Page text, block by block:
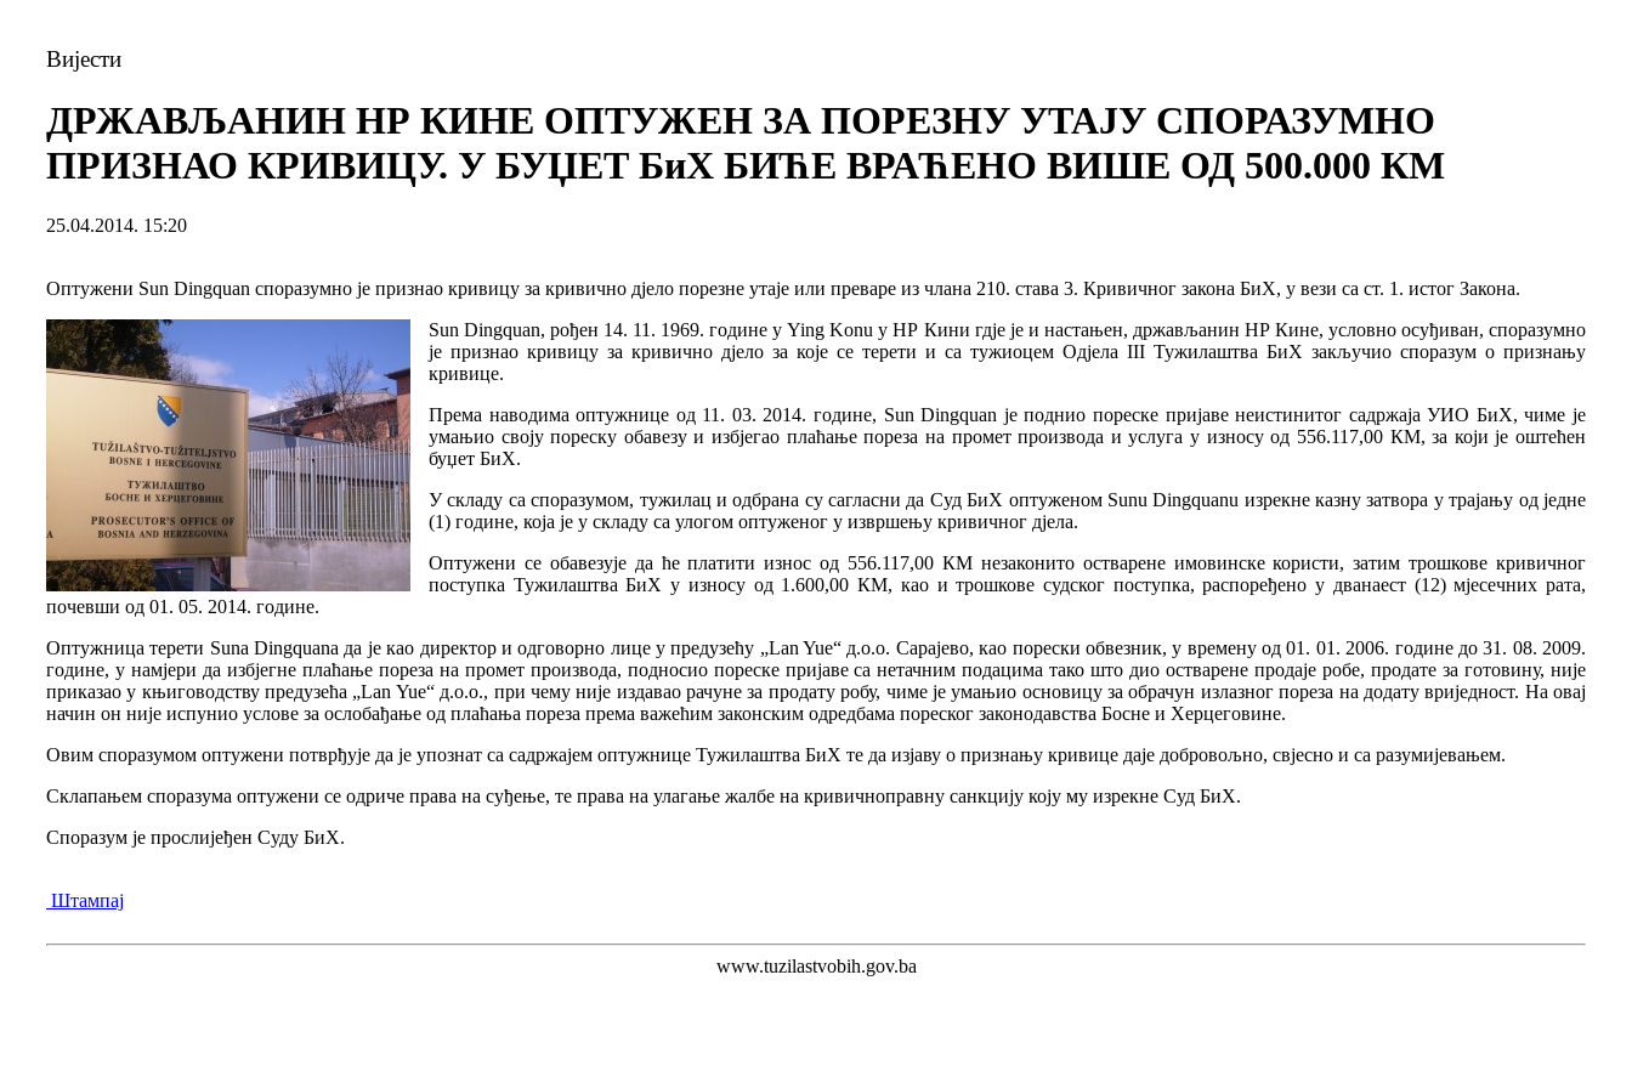
Вијести
ДРЖАВЉАНИН НР КИНЕ ОПТУЖЕН ЗА ПОРЕЗНУ УТАЈУ СПОРАЗУМНО
ПРИЗНАО КРИВИЦУ. У БУЏЕТ БиХ БИЋЕ ВРАЋЕНО ВИШЕ ОД 500.000 КМ
25.04.2014. 15:20
Оптужени Sun Dingquan споразумно је признао кривицу за кривично дјело порезне утаје или преваре из члана 210. става 3. Кривичног закона БиХ, у вези са ст. 1. истог Закона.
Sun Dingquan, рођен 14. 11. 1969. године у Ying Konu у НР Кини гдје је и настањен, држављанин НР Кине, условно осуђиван, споразумно
је признао кривицу за кривично дјело за које се терети и са тужиоцем Одјела III Тужилаштва БиХ закључио споразум о признању
кривице.
Према наводима оптужнице од 11. 03. 2014. године, Sun Dingquan је поднио пореске пријаве неистинитог садржаја УИО БиХ, чиме је
умањио своју пореску обавезу и избјегао плаћање пореза на промет производа и услуга у износу од 556.117,00 КМ, за који је оштећен
буџет БиХ.
У складу са споразумом, тужилац и одбрана су сагласни да Суд БиХ оптуженом Sunu Dingquanu изрекне казну затвора у трајању од једне
(1) године, која је у складу са улогом оптуженог у извршењу кривичног дјела.
Оптужени се обавезује да ће платити износ од 556.117,00 КМ незаконито остварене имовинске користи, затим трошкове кривичног
поступка Тужилаштва БиХ у износу од 1.600,00 КМ, као и трошкове судског поступка, распоређено у дванаест (12) мјесечних рата,
почевши од 01. 05. 2014. године.
Оптужница терети Suna Dingquana да је као директор и одговорно лице у предузећу „Lan Yue“ д.о.о. Сарајево, као порески обвезник, у времену од 01. 01. 2006. године до 31. 08. 2009.
године, у намјери да избјегне плаћање пореза на промет производа, подносио пореске пријаве са нетачним подацима тако што дио остварене продаје робе, продате за готовину, није
приказао у књиговодству предузећа „Lan Yue“ д.о.о., при чему није издавао рачуне за продату робу, чиме је умањио основицу за обрачун излазног пореза на додату вриједност. На овај
начин он није испунио услове за ослобађање од плаћања пореза према важећим законским одредбама пореског законодавства Босне и Херцеговине.
Овим споразумом оптужени потврђује да је упознат са садржајем оптужнице Тужилаштва БиХ тe да изјаву о признању кривице даје добровољно, свјесно и са разумијевањем.
Склапањем споразума оптужени се одриче права на суђење, те права на улагање жалбе на кривичноправну санкцију коју му изрекне Суд БиХ.
Споразум је прослијеђен Суду БиХ.
Штампај
www.tuzilastvobih.gov.ba